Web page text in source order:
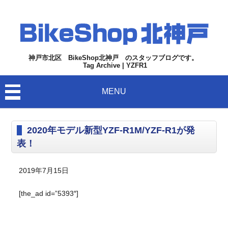
神戸市北区 BikeShop北神戸 のスタッフブログです。
Tag Archive | YZFR1
MENU
2020年モデル新型YZF-R1M/YZF-R1が発
表！
2019年7月15日
[the_ad id=”5393″]